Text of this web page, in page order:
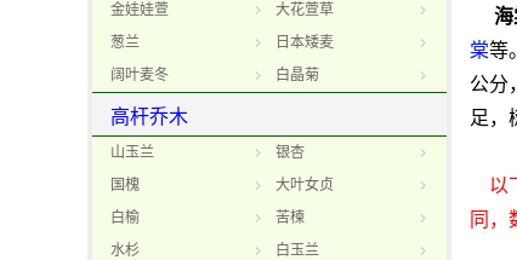
金娃娃萱
大花萱草
葱兰
日本矮麦
阔叶麦冬
白晶菊
高杆乔木
山玉兰
银杏
国槐
大叶女贞
白榆
苦楝
水杉
白玉兰
海
棠等
公分
足，
以
同，